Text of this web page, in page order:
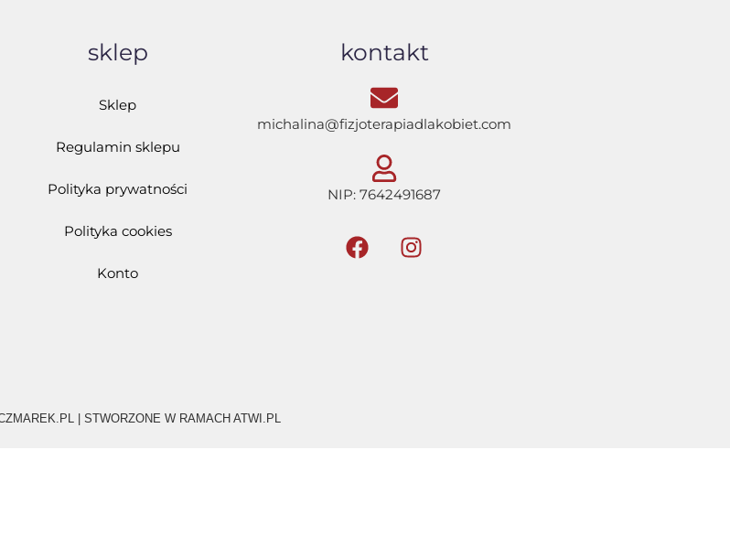
sklep
Sklep
Regulamin sklepu
Polityka prywatności
Polityka cookies
Konto
kontakt
michalina@fizjoterapiadlakobiet.com
NIP: 7642491687
| STWORZONE W RAMACH ATWI.PL